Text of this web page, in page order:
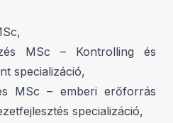
MSc – Kontrolling és
specializáció,
MSc – emberi erőforrás
specializáció,